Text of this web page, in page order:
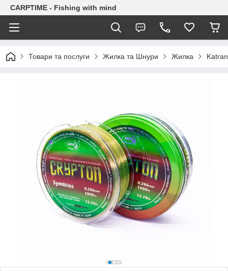
CARPTIME - Fishing with mind
Товари та послуги Жилка та Шнури Жилка Katran